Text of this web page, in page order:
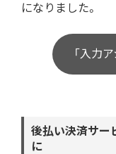
になりました。
「入力
後払い決済サー
に